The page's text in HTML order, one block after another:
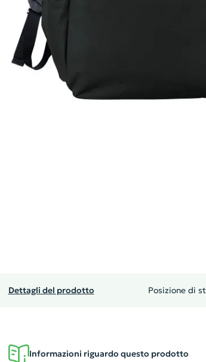
Dettagli del prodotto Posizione di
Informazioni riguardo questo prodotto